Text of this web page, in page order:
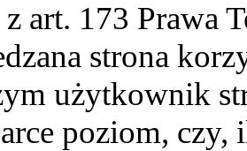
art. 173 Prawa
strona
użytkownik
poziom,